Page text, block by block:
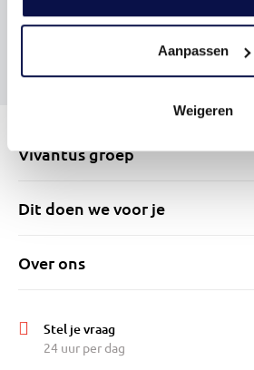
Aanpassen
Weigeren
Vivantus groep
Dit doen we voor je
Over ons
Stel je vraag
24 uur per dag